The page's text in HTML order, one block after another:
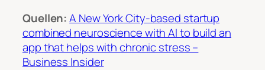
Quellen:A New York City-based startup
combined neuroscience with AI to build an
app that helps with chronic stress –
Business Insider